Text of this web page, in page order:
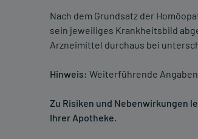
Nach dem Grundsatz der
sein jeweiliges Krankheitsbild
Arzneimittel durchaus bei
Hinweis: Weiterführende
Zu Risiken und Nebenwirkungen
Ihrer Apotheke.